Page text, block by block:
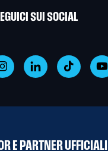
SUI SOCIAL
E PARTNER UFFICIALI